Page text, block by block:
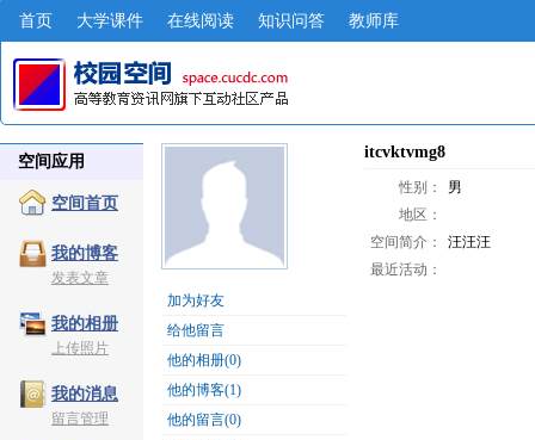
首页 大学课件 在线阅读 知识问答 教师库
空间应用
空间首页
我的博客
发表文章
我的相册
上传照片
我的消息
留言管理
加为好友
给他留言
他的相册(0)
他的博客(1)
他的留言(0)
itcvktvmg8
性别：
男
地区：
空间简介：
汪汪汪
最近活动：